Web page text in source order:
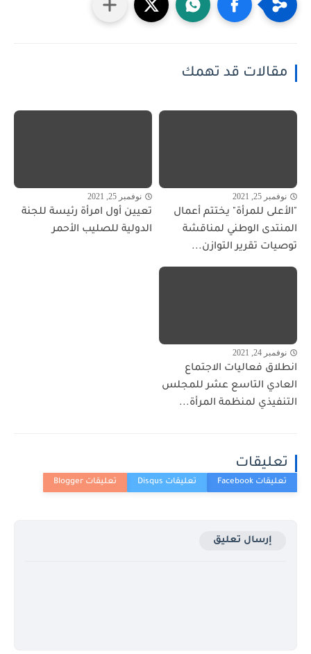
مقالات قد تهمك
نوفمبر 25, 2021
"الأعلى للمرأة" يختتم أعمال
المنتدى الوطني لمناقشة
توصيات تقرير التوازن...
نوفمبر 25, 2021
تعيين أول امرأة رئيسة للجنة
الدولية للصليب الأحمر
نوفمبر 24, 2021
انطلاق فعاليات الاجتماع
العادي التاسع عشر للمجلس
التنفيذي لمنظمة المرأة...
تعليقات
إرسال تعليق